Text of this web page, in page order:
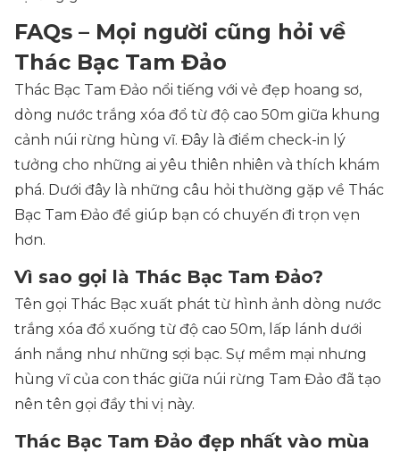
FAQs – Mọi người cũng hỏi về
Thác Bạc Tam Đảo
Thác Bạc Tam Đảo nổi tiếng với vẻ đẹp hoang sơ,
dòng nước trắng xóa đổ từ độ cao 50m giữa khung
cảnh núi rừng hùng vĩ. Đây là điểm check-in lý
tưởng cho những ai yêu thiên nhiên và thích khám
phá. Dưới đây là những câu hỏi thường gặp về Thác
Bạc Tam Đảo để giúp bạn có chuyến đi trọn vẹn
hơn.
Vì sao gọi là Thác Bạc Tam Đảo?
Tên gọi Thác Bạc xuất phát từ hình ảnh dòng nước
trắng xóa đổ xuống từ độ cao 50m, lấp lánh dưới
ánh nắng như những sợi bạc. Sự mềm mại nhưng
hùng vĩ của con thác giữa núi rừng Tam Đảo đã tạo
nên tên gọi đầy thi vị này.
Thác Bạc Tam Đảo đẹp nhất vào mùa